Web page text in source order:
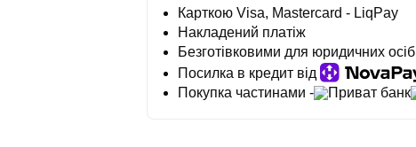
Карткою Visa, Mastercard - LiqPay
Накладений платіж
Безготівковими для юридичних осіб
Посилка в кредит від
Покупка частинами -
Приват банк